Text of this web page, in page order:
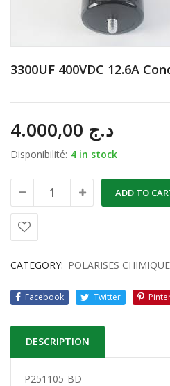
3300UF 400VDC 12.6A
د.ج
Disponibilité: 4 in stock
ADD TO
CATEGORY: POLARISES
Facebook Twitter
DESCRIPTION
P251105-BD